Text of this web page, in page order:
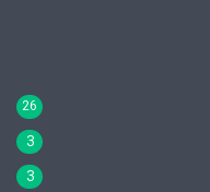
26
3
3